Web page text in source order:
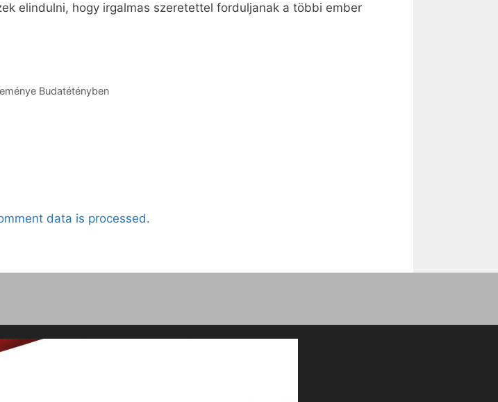
elindulni, hogy irgalmas szeretettel forduljanak a többi ember
Budatétényben
data is processed.